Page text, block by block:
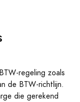
regeling zoals
de BTW-richtlijn.
die gerekend